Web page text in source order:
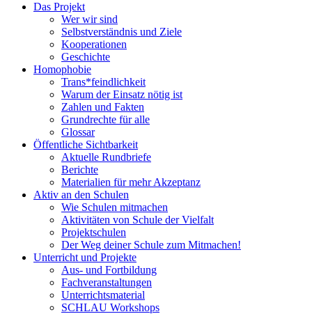
Das Projekt
Wer wir sind
Selbstverständnis und Ziele
Kooperationen
Geschichte
Homophobie
Trans*feindlichkeit
Warum der Einsatz nötig ist
Zahlen und Fakten
Grundrechte für alle
Glossar
Öffentliche Sichtbarkeit
Aktuelle Rundbriefe
Berichte
Materialien für mehr Akzeptanz
Aktiv an den Schulen
Wie Schulen mitmachen
Aktivitäten von Schule der Vielfalt
Projektschulen
Der Weg deiner Schule zum Mitmachen!
Unterricht und Projekte
Aus- und Fortbildung
Fachveranstaltungen
Unterrichtsmaterial
SCHLAU Workshops